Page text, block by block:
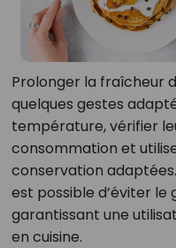
Prolonger la fraîcheur
quelques gestes
température, vérifier
consommation et
conservation
est possible d’éviter le
garantissant une
en cuisine.